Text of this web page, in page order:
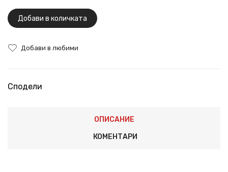
Добави в количката
Добави в любими
Сподели
ОПИСАНИЕ
КОМЕНТАРИ